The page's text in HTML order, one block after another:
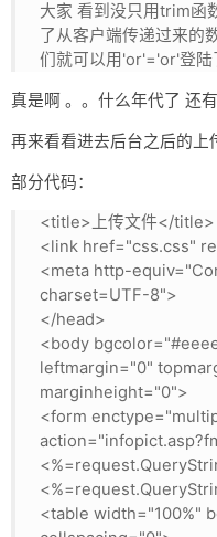
大家 看到没只用trim函
了从客户端传递过来的
们就可以用'or'='or'登陆
真是啊 。。什么年代了 还
再来看看进去后台之后的上
部分代码：
<title>上传文件</title>
<link href="css.css"
<meta http-
charset=UTF-8">
</head>
<body
leftmargin="0"
marginheight="0">
<form
<table width="100%"